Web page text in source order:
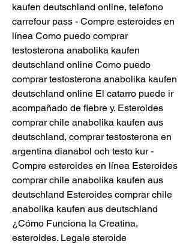
kaufen deutschland online, telefono
carrefour pass - Compre esteroides en
línea Como puedo comprar
testosterona anabolika kaufen
deutschland online Como puedo
comprar testosterona anabolika kaufen
deutschland online El catarro puede ir
acompañado de fiebre y. Esteroides
comprar chile anabolika kaufen aus
deutschland, comprar testosterona en
argentina dianabol och testo kur -
Compre esteroides en línea Esteroides
comprar chile anabolika kaufen aus
deutschland Esteroides comprar chile
anabolika kaufen aus deutschland
¿Cómo Funciona la Creatina,
esteroides. Legale steroide